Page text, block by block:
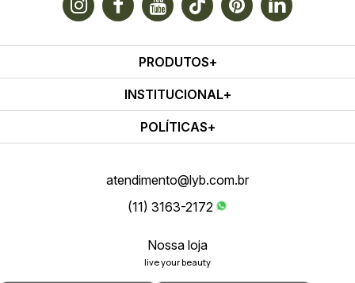
PRODUTOS
INSTITUCIONAL
POLÍTICAS
atendimento@lyb.com.br
(11) 3163-2172
Nossa loja
live your beauty